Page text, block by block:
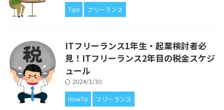
Tips フリーランス
ITフリーランス1年生・起業検討者必
見！ITフリーランス2年目の税金スケジ
ュール
2024/3/30
HowTo フリーランス